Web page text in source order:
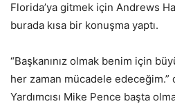
Florida’ya gitmek için Andrews
burada kısa bir konuşma yaptı.
“Başkanınız olmak benim için
her zaman mücadele edeceğim.”
Yardımcısı Mike Pence başta